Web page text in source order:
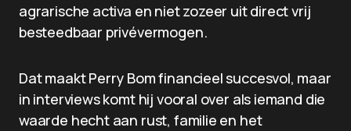
agrarische activa en niet zozeer uit direct vrij
besteedbaar privévermogen.
Dat maakt Perry Bom financieel succesvol, maar
in interviews komt hij vooral over als iemand die
waarde hecht aan rust, familie en het